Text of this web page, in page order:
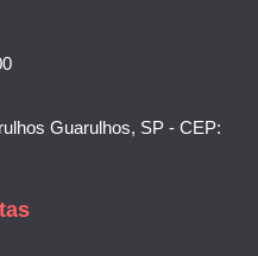
Guarulhos, SP - CEP: